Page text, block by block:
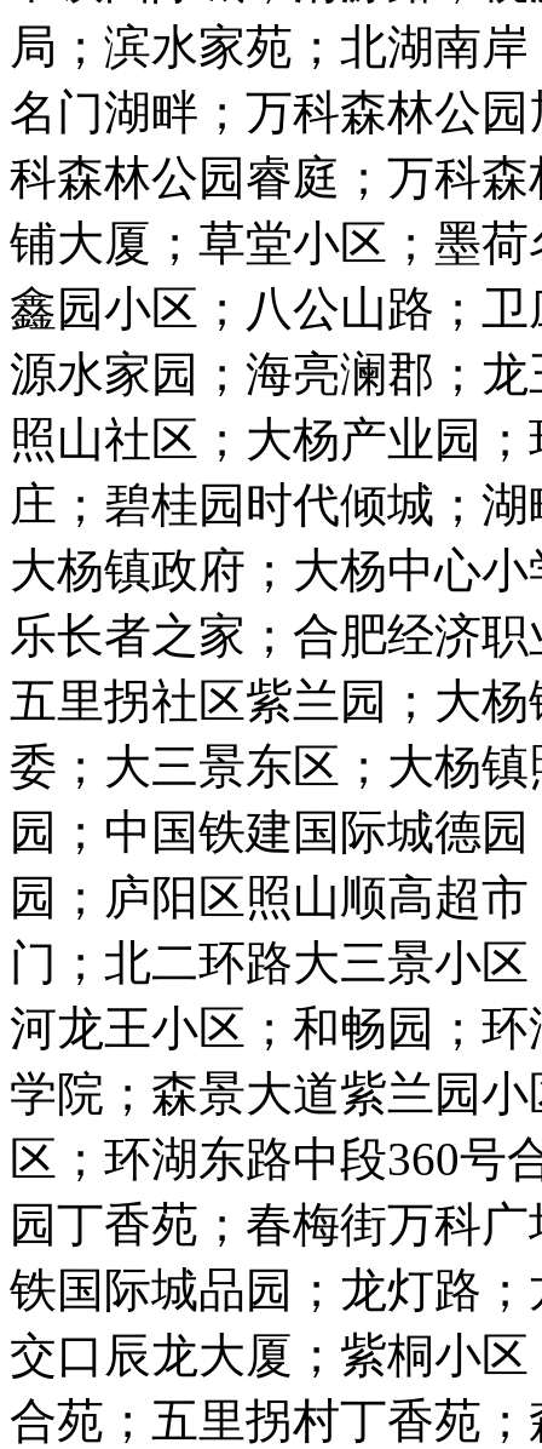
局；滨水家苑；北湖南
名门湖畔；万科森林公
科森林公园睿庭；万科
铺大厦；草堂小区；墨
鑫园小区；八公山路；
源水家园；海亮澜郡；
照山社区；大杨产业园
庄；碧桂园时代倾城；
大杨镇政府；大杨中心
乐长者之家；合肥经济
五里拐社区紫兰园；大
委；大三景东区；大杨
园；中国铁建国际城德
园；庐阳区照山顺高超
门；北二环路大三景小
河龙王小区；和畅园；
学院；森景大道紫兰园
区；环湖东路中段360号
园丁香苑；春梅街万科
铁国际城品园；龙灯路
交口辰龙大厦；紫桐小
合苑；五里拐村丁香苑